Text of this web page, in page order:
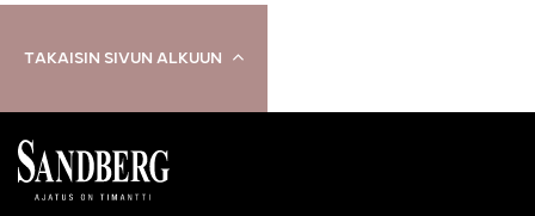
TAKAISIN SIVUN ALKUUN